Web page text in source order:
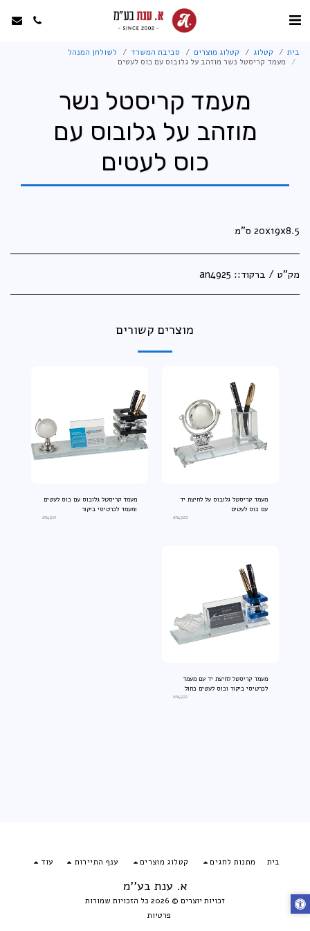
בית קטלוג קטלוג מוצרים סביבת המשרד
לשולחן המנהל
מעמד קריסטל נשר מוזהב על גלובוס עם כוס לעטים
מעמד קריסטל נשר
מוזהב על גלובוס עם
כוס לעטים
20x19x8.5 ס"מ
מק"ט / ברקוד:: an4925
מוצרים קשורים
מעמד קריסטל גלובוס על לחיצת יד
עם כוס לעטים
an4920
מעמד קריסטל גלובוס עם כוס לעטים
ומעמד לכרטיסי ביקור
an4921
מעמד קריסטל לחיצת יד עם מעמד
לכרטיסי ביקור וכוס לעטים כחול
an4922
א. ענת בע''מ
זכויות יוצרים © 2026 כל הזכויות שמורות
פרטיות
בית מתנות לחגים קטלוג מוצרים ענף התיירות עוד